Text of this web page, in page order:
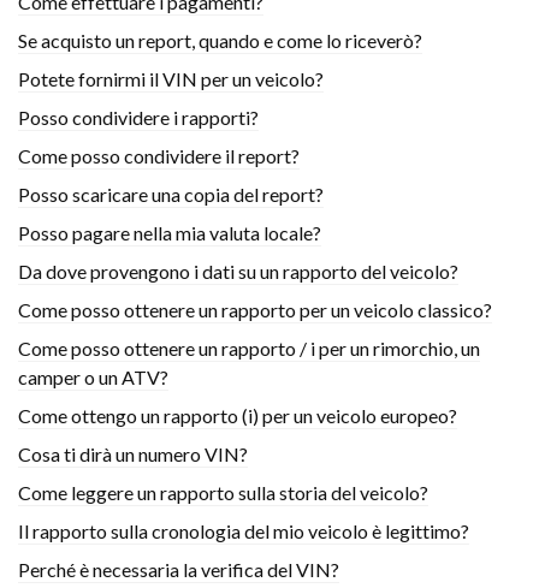
Se acquisto un report, quando e come lo riceverò?
Potete fornirmi il VIN per un veicolo?
Posso condividere i rapporti?
Come posso condividere il report?
Posso scaricare una copia del report?
Posso pagare nella mia valuta locale?
Da dove provengono i dati su un rapporto del veicolo?
Come posso ottenere un rapporto per un veicolo classico?
Come posso ottenere un rapporto / i per un rimorchio, un
camper o un ATV?
Come ottengo un rapporto (i) per un veicolo europeo?
Cosa ti dirà un numero VIN?
Come leggere un rapporto sulla storia del veicolo?
Il rapporto sulla cronologia del mio veicolo è legittimo?
Perché è necessaria la verifica del VIN?